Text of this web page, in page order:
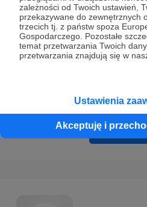
zależności od Twoich ustawień,
przekazywane do zewnętrznych
trzecich tj. z państw spoza
Gospodarczego. Pozostałe
temat przetwarzania Twoich
przetwarzania znajdują się w
Ustawienia
Akceptuję i
Wyrażam zgodę na
informacji handlowych -
zmieniona w ustawieniach
Cofnij